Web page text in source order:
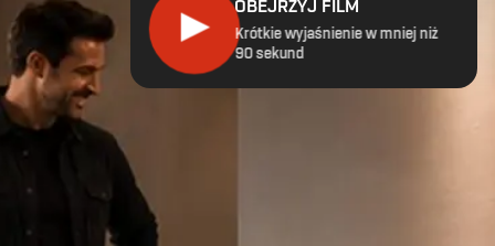
▶
OBEJRZYJ FILM
Krótkie wyjaśnienie w mniej niż
90 sekund